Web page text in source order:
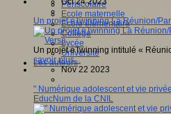
Périscolaire
Ecole maternelle
Ecole élémentaire
Collège
Lycée
Université
Les auteurs
Un projet eTwinning La Réunion/
Un projet eTwinning intitulé «
savoir plus...
Nov 22 2023
" Numérique adolescent et vie
EducNum de la CNIL